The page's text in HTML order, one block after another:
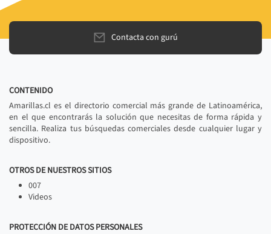
Contacta con gurú
CONTENIDO
Amarillas.cl es el directorio comercial más grande de Latinoamérica,
en el que encontrarás la solución que necesitas de forma rápida y
sencilla. Realiza tus búsquedas comerciales desde cualquier lugar y
dispositivo.
OTROS DE NUESTROS SITIOS
007
Videos
PROTECCIÓN DE DATOS PERSONALES